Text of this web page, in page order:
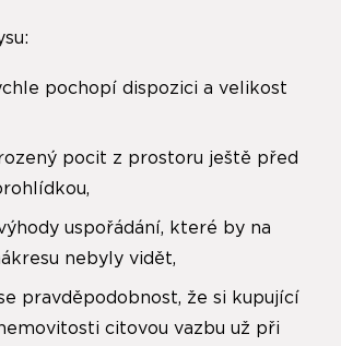
pochopí dispozici a velikost
pocit z prostoru ještě před
uspořádání, které by na
nebyly vidět,
pravděpodobnost, že si kupující
citovou vazbu už při